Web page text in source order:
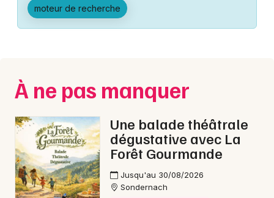
Foires & salons
Sports
Soirées
Sorties famille
Expos
Montpellier
Paris
Strasbourg
Toulouse
Toutes les villes
moteur de recherche
À ne pas manquer
Une balade théâtrale
dégustative avec La
Forêt Gourmande
Jusqu'au 30/08/2026
Sondernach